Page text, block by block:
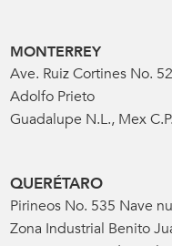
MONTERREY
Ave. Ruiz Cortines No.
Adolfo Prieto
Guadalupe N.L., Mex
QUERÉTARO
Pirineos No. 535 Nave
Zona Industrial Benito